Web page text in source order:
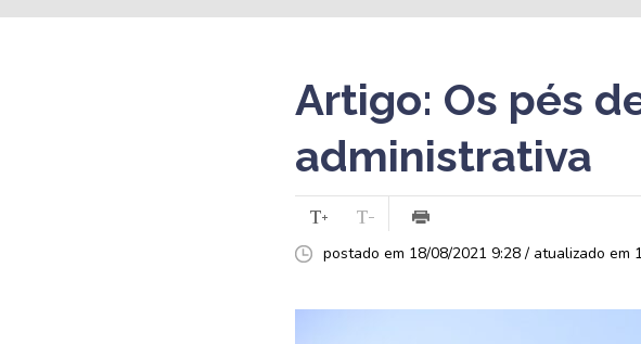
Artigo: Os pés
administrativa
postado em 18/08/2021 9:28 / atualizado em